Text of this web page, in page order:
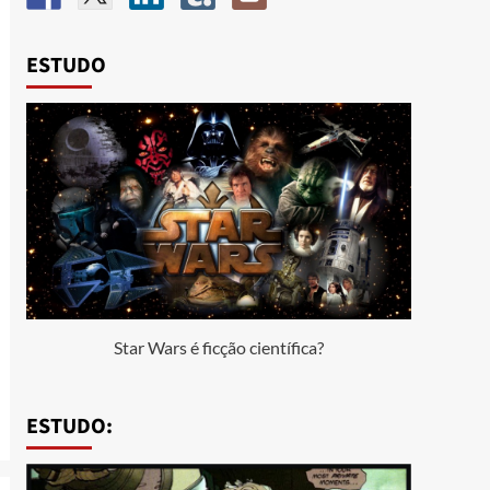
ESTUDO
Star Wars é ficção científica?
ESTUDO: